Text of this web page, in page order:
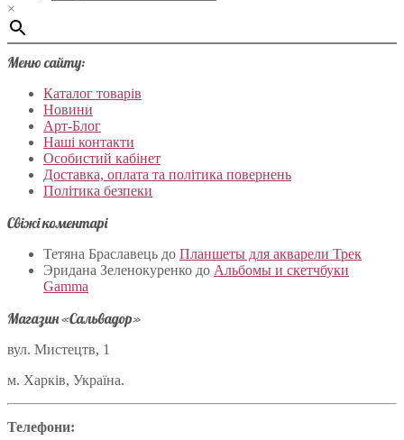
×
Меню сайту:
Каталог товарів
Новини
Арт-Блог
Наші контакти
Особистий кабінет
Доставка, оплата та політика повернень
Політика безпеки
Свіжі коментарі
Тетяна Браславець до Планшеты для акварели Трек
Эридана Зеленокуренко до Альбомы и скетчбуки
Gamma
Магазин «Сальвадор»
вул. Мистецтв, 1
м. Харків, Україна.
Телефони: